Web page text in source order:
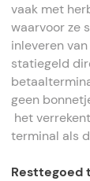
vaak met
waarvoor ze
inleveren
statiegeld
geen
het
terminal als
Resttegoed